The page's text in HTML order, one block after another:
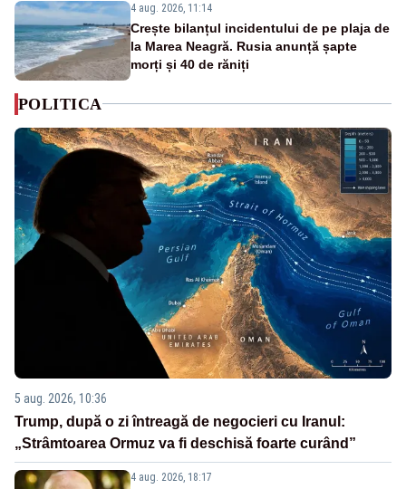
4 aug. 2026, 11:14
Crește bilanțul incidentului de pe plaja de
la Marea Neagră. Rusia anunță șapte
morți și 40 de răniți
POLITICA
5 aug. 2026, 10:36
Trump, după o zi întreagă de negocieri cu Iranul:
„Strâmtoarea Ormuz va fi deschisă foarte curând”
4 aug. 2026, 18:17